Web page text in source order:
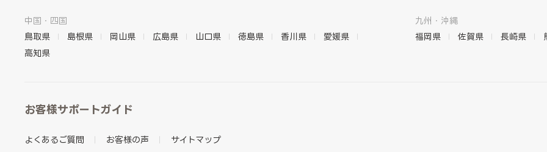
中国・四国
鳥取県
島根県 岡山県 広島県 山口県 徳島県 香川県
愛媛県
高知県
九州・沖縄
福岡県
佐賀県 長崎県
お客様サポートガイド
よくあるご質問 お客様の声 サイトマップ